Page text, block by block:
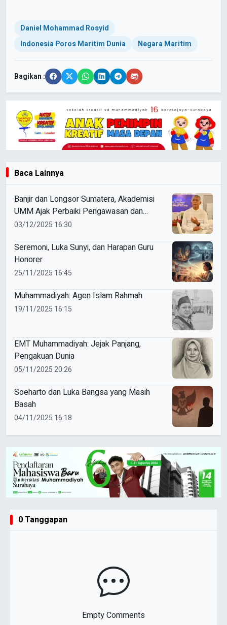
Daniel Mohammad Rosyid
Indonesia Poros Maritim Dunia
Negara Maritim
Bagikan :
Baca Lainnya
Banjir dan Longsor Sumatera, Akademisi
UMM Ajak Perbaiki Pengawasan dan
Ketaatan Hukum
03/12/2025 16:30
Seremoni, Luka Sunyi, dan Harapan Guru
Honorer
25/11/2025 16:45
Muhammadiyah: Agen Islam Rahmah
19/11/2025 16:15
EMT Muhammadiyah: Jejak Panjang,
Pengakuan Dunia
05/11/2025 20:26
Soeharto dan Luka Bangsa yang Masih
Basah
04/11/2025 16:18
0 Tanggapan
Empty Comments